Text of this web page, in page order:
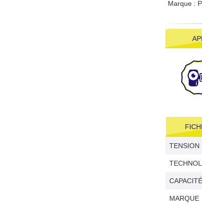
Marque :
TENSION
CAPACITÉ
MARQUE